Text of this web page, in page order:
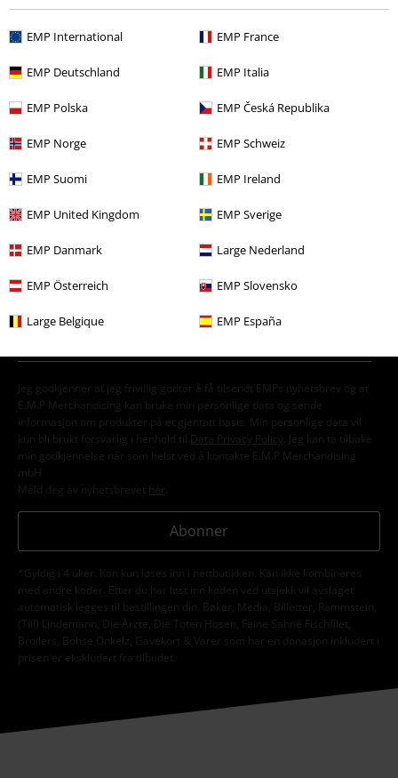
EMP International EMP France
EMP Deutschland EMP Italia
EMP Polska EMP Česká Republika
EMP Norge EMP Schweiz
EMP Suomi EMP Ireland
EMP United Kingdom EMP Sverige
EMP Danmark Large Nederland
EMP Österreich EMP Slovensko
Large Belgique EMP España
Nyhetsbrev
Mer
Jeg godkjenner at jeg frivillig godtar å få tilsendt EMPs nyhetsbrev og at
E.M.P Merchandising kan bruke min personlige data og sende
informasjon om produkter på et gjentatt basis. Min personlige data vil
kun bli brukt forsvarlig i henhold til
Data Privacy Policy
. Jeg kan ta tilbake
min godkjennelse når som helst ved å kontakte E.M.P Merchandising
mbH
Meld deg av nyhetsbrevet her
Abonner
*Gyldig i 4 uker. Kan kun løses inn i nettbutikken. Kan ikke kombineres
med andre koder. Etter du har løst inn koden ved utsjekk vil avslaget
automatisk legges til bestillingen din. Bøker, Media, Billetter, Rammstein,
(Till) Lindemann, Die Ärzte, Die Toten Hosen, Feine Sahne Fischfilet,
Broilers, Böhse Onkelz, Gavekort & Varer som har en donasjon inkludert i
prisen er ekskludert fra tilbudet.